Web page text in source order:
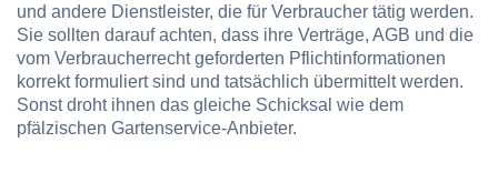
und andere Dienstleister, die für Verbraucher tätig werden.
Sie sollten darauf achten, dass ihre Verträge, AGB und die
vom Verbraucherrecht geforderten Pflichtinformationen
korrekt formuliert sind und tatsächlich übermittelt werden.
Sonst droht ihnen das gleiche Schicksal wie dem
pfälzischen Gartenservice-Anbieter.